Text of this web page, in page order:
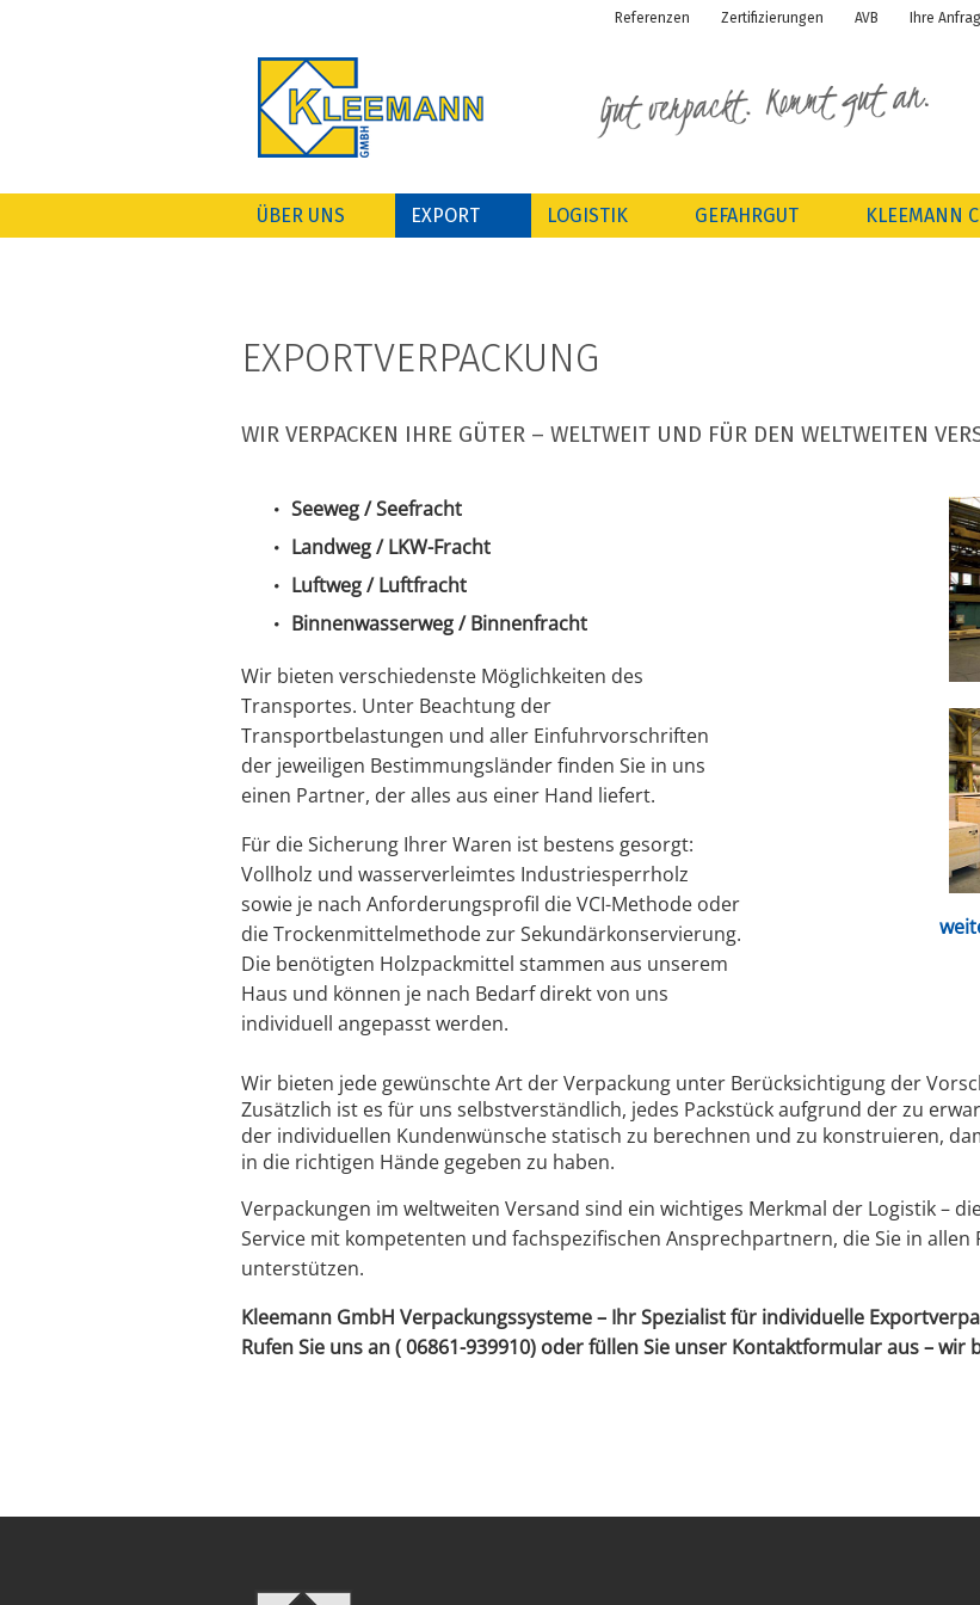
Referenzen Zertifizierungen AVB Ihre
ÜBER UNS EXPORT LOGISTIK GEFAHRGUT KLEEMANN
EXPORTVERPACKUNG
WIR VERPACKEN IHRE GÜTER – WELTWEIT UND FÜR DEN WELTWEITEN
Seeweg / Seefracht
Landweg / LKW-Fracht
Luftweg / Luftfracht
Binnenwasserweg / Binnenfracht
Wir bieten verschiedenste Möglichkeiten des
Transportes. Unter Beachtung der
Transportbelastungen und aller Einfuhrvorschriften
der jeweiligen Bestimmungsländer finden Sie in uns
einen Partner, der alles aus einer Hand liefert.
Für die Sicherung Ihrer Waren ist bestens gesorgt:
Vollholz und wasserverleimtes Industriesperrholz
sowie je nach Anforderungsprofil die VCI-Methode oder
die Trockenmittelmethode zur Sekundärkonservierung.
Die benötigten Holzpackmittel stammen aus unserem
Haus und können je nach Bedarf direkt von uns
individuell angepasst werden.
Wir bieten jede gewünschte Art der Verpackung unter Berücksichtigung der
Zusätzlich ist es für uns selbstverständlich, jedes Packstück aufgrund der zu
der individuellen Kundenwünsche statisch zu berechnen und zu konstruieren,
in die richtigen Hände gegeben zu haben.
Verpackungen im weltweiten Versand sind ein wichtiges Merkmal der Logistik –
Service mit kompetenten und fachspezifischen Ansprechpartnern, die Sie in allen
unterstützen.
Kleemann GmbH Verpackungssysteme – Ihr Spezialist für individuelle
Rufen Sie uns an ( 06861-939910) oder füllen Sie unser Kontaktformular aus – wir